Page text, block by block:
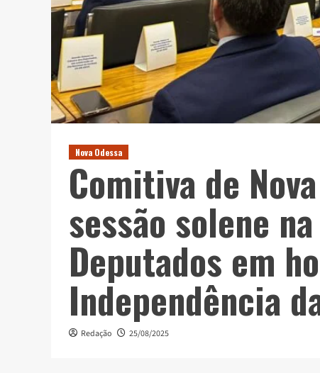
Nova Odessa
Comitiva de
sessão solene
Deputados em
Independência
Redação 25/08/2025